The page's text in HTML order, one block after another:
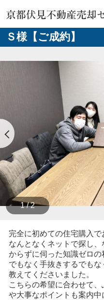
Ｓ様【ご成約】
1 / 2
完全に初めての住宅購入で
なんとなくネットで探し
からずに伺った知識ゼロ
でもなく手抜きするでも
教えてくださいました。
こちらの希望に合わせて
や大事なポイントも案内